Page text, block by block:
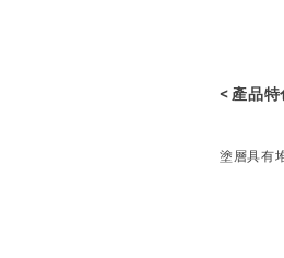
< 產品
塗層具有